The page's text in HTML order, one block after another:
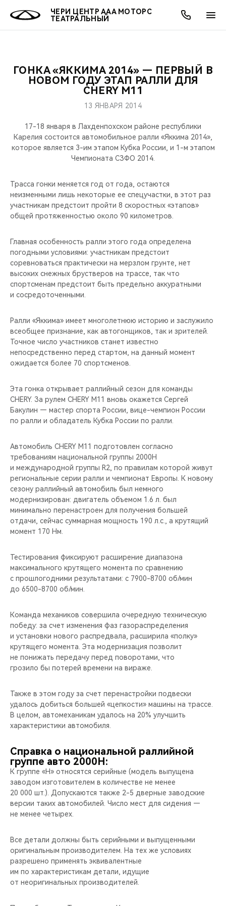
ЧЕРИ ЦЕНТР ААА МОТОРС
ТЕАТРАЛЬНЫЙ
МОДЕЛИ
НОВИНКИ
ПОКУПАТЕЛЯМ
КРЕДИТ И СТРАХОВАНИЕ
ВЛАДЕЛЬЦАМ
ЗАПЧАСТИ И АКСЕССУАРЫ
ПОДДЕРЖКА
МИР CHERY
О БРЕНДЕ
CHERY В СОЦСЕТЯХ
CHERY И СПОРТ
НАШИ МЕРОПРИЯТИЯ
CHERY ДЛЯ ДЕТЕЙ
АКЦИИ
ОНЛАЙН СЕРВИСЫ
КРЕДИТ
О КОМПАНИИ
МЫ В СОЦСЕТЯХ
ГОНКА «ЯККИМА 2014» — ПЕРВЫЙ В
НОВОМ ГОДУ ЭТАП РАЛЛИ ДЛЯ
CHERY M11
13 ЯНВАРЯ 2014
17-18 января в Лахденпохском районе республики
Карелия состоится автомобильное ралли «Яккима 2014»,
которое является 3-им этапом Кубка России, и 1-м этапом
Чемпионата СЗФО 2014.
Трасса гонки меняется год от года, остаются
неизменными лишь некоторые ее спецучастки, в этот раз
участникам предстоит пройти 8 скоростных «этапов»
общей протяженностью около 90 километров.
Главная особенность ралли этого года определена
погодными условиями: участникам предстоит
соревноваться практически на мерзлом грунте, нет
высоких снежных брустверов на трассе, так что
спортсменам предстоит быть предельно аккуратными
и сосредоточенными.
Ралли «Яккима» имеет многолетнюю историю и заслужило
всеобщее признание, как автогонщиков, так и зрителей.
Точное число участников станет известно
непосредственно перед стартом, на данный момент
ожидается более 70 спортсменов.
Эта гонка открывает раллийный сезон для команды
CHERY. За рулем CHERY M11 вновь окажется Сергей
Бакулин — мастер спорта России, вице-чемпион России
по ралли и обладатель Кубка России по ралли.
Автомобиль CHERY M11 подготовлен согласно
требованиям национальной группы 2000Н
и международной группы R2, по правилам которой живут
региональные серии ралли и чемпионат Европы. К новому
сезону раллийный автомобиль был немного
модернизирован: двигатель объемом 1.6 л. был
минимально перенастроен для получения большей
отдачи, сейчас суммарная мощность 190 л.с., а крутящий
момент 170 Нм.
Тестирования фиксируют расширение диапазона
максимального крутящего момента по сравнению
с прошлогодними результатами: с 7900-8700 об/мин
до 6500-8700 об/мин.
Команда механиков совершила очередную техническую
победу: за счет изменения фаз газораспределения
и установки нового распредвала, расширила «полку»
крутящего момента. Эта модернизация позволит
не понижать передачу перед поворотами, что
грозило бы потерей времени на вираже.
Также в этом году за счет перенастройки подвески
удалось добиться большей «цепкости» машины на трассе.
В целом, автомеханикам удалось на 20% улучшить
характеристики автомобиля.
Справка о национальной раллийной
группе авто 2000Н:
К группе «Н» относятся серийные (модель выпущена
заводом изготовителем в количестве не менее
20 000 шт.). Допускаются также 2-5 дверные заводские
версии таких автомобилей. Число мест для сидения —
не менее четырех.
Все детали должны быть серийными и выпущенными
оригинальным производителем. На тех же условиях
разрешено применять эквивалентные
им по характеристикам детали, идущие
от неоригинальных производителей.